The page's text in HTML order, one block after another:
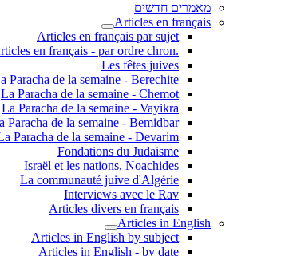
מאמרים חדשים
Articles en français
Articles en français par sujet
.Articles en français - par ordre chron
Les fêtes juives
Paracha de la semaine - Berechite
La Paracha de la semaine - Chemot
La Paracha de la semaine - Vayikra
Paracha de la semaine - Bemidbar
Paracha de la semaine - Devarim
Fondations du Judaisme
Israël et les nations, Noachides
La communauté juive d'Algérie
Interviews avec le Rav
Articles divers en français
Articles in English
Articles in English by subject
Articles in English - by date